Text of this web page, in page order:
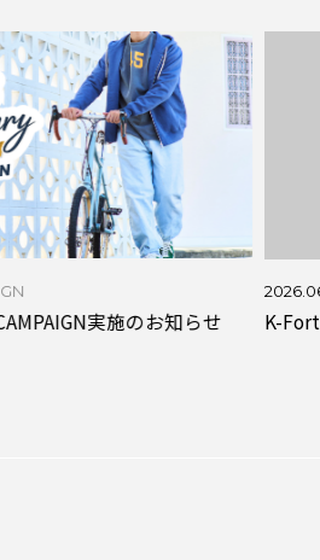
関するお知らせ
通